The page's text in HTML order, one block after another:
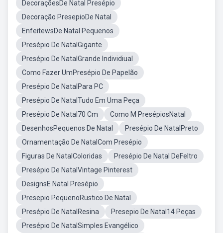
DecoraçõesDe Natal Presépio
Decoração PresepioDe Natal
EnfeitewsDe Natal Pequenos
Presépio De NatalGigante
Presépio De NatalGrande Individiual
Como Fazer UmPresépio De Papelão
Presépio De NatalPara PC
Presépio De NatalTudo Em Uma Peça
Presépio De Natal70 Cm
Como M PresépiosNatal
DesenhosPequenos De Natal
Presépio De NatalPreto
Ornamentação De NatalCom Presépio
Figuras De NatalColoridas
Presépio De Natal DeFeltro
Presépio De NatalVintage Pinterest
DesignsE Natal Presépio
Presepio PequenoRustico De Natal
Presépio De NatalResina
Presepio De Natal14 Peças
Presépio De NatalSimples Evangélico